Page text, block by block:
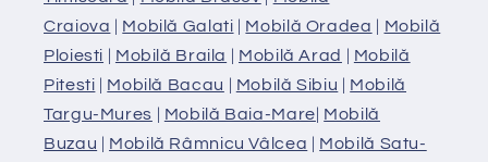
Craiova | Mobilă Galati | Mobilă Oradea | Mobilă
Ploiesti | Mobilă Braila | Mobilă Arad | Mobilă
Pitesti | Mobilă Bacau | Mobilă Sibiu | Mobilă
Targu-Mures | Mobilă Baia-Mare| Mobilă
Buzau | Mobilă Râmnicu Vâlcea | Mobilă Satu-